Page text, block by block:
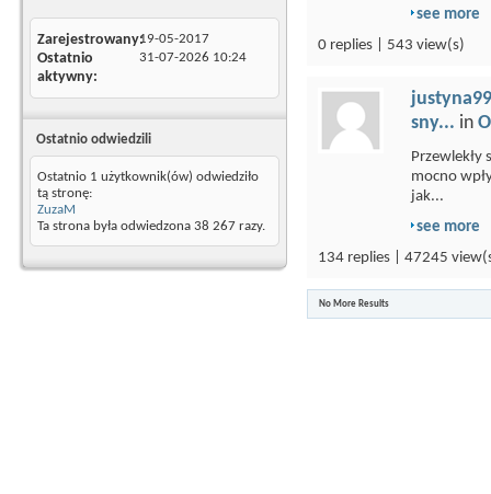
Zarejestrowany19-05-2017
Ostatnio
aktywny
31-07-2026 10:24
Ostatnio odwiedzili
Ostatnio 1 użytkownik(ów) odwiedziło
tą stronę:
ZuzaM
Ta strona była odwiedzona 38 267 razy.
see more
0 replies | 543 view(s)
justyna99
sny... in
mocno
jak...
see more
134 replies | 47245
No More Results